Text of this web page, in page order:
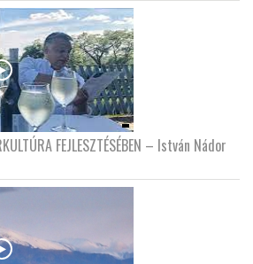
FEJLESZTÉSÉBEN – István Nádor